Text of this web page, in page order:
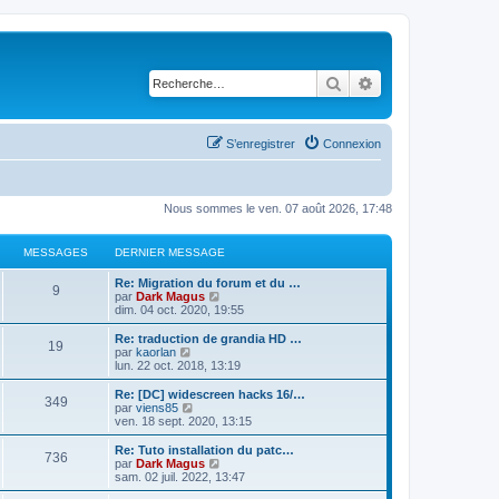
Rechercher
Connexion
S’enregistrer
Nous sommes le ven. 07 août 2026, 17:48
MESSAGES DERNIER MESSAGE
9
Re: Migration du forum et du …
par Dark Magus
o
i
r
l
e
r
n
i
r
e
s
dim. 04 oct. 2020, 19:55
19
Re: traduction de grandia HD …
par kaorlan
o
i
r
l
e
e
r
n
i
lun. 22 oct. 2018, 13:19
349
Re: [DC] widescreen hacks 16/…
par viens85
o
i
r
l
e
ven. 18 sept. 2020, 13:15
736
Re: Tuto installation du patc…
par Dark Magus
o
i
sam. 02 juil. 2022, 13:47